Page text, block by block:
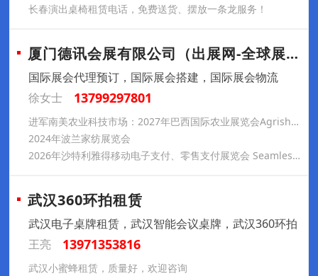
长春演出桌椅租赁电话，免费送货、摆放一条龙服务！
厦门德讯会展有限公司（出展网-全球展会预
国际展会代理预订，国际展会搭建，国际展会物流
徐女士
13799297801
进军南美农业科技市场：2027年巴西国际农业展览会Agrishow参展推荐
2024年波兰家纺展览会
2026年沙特利雅得移动电子支付、零售支付展览会 Seamless Saudi Arabia —— 直通中东数字商务与金融科技变革的战略核心
武汉360环拍租赁
武汉电子桌牌租赁，武汉智能会议桌牌，武汉360环拍
王亮
13971353816
武汉小蜜蜂租赁，质量好，欢迎咨询